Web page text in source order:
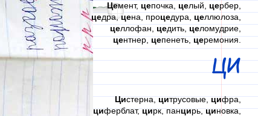
Цемент, цепочка, целый, цербер,
цедра,цена, процедура, целлюлоза,
целлофан, цедить, целомудрие,
центнер,цепенеть,церемония.
ЦИ
Цистерна,цитрусовые,цифра,
циферблат,цирк, панцирь,циновка,